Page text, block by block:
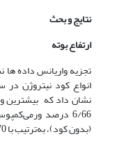
نتایج و بحث
ارتفاع بوته
تجزیه واریانس داده ها
انواع کود نیتروژن
نشان داد که بیشترین
(بدون کود)، به‌ترتیب با 41/70 و 36/59 سانتی­متر تعلق داشت (شکل 1).